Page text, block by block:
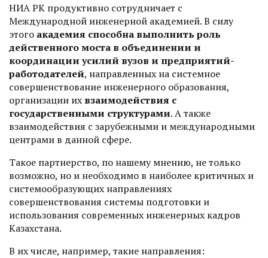
НИА РК продуктивно сотрудничает с
Международной инженерной академией. В силу
этого академия способна выполнить роль
действенного моста в объединении и
координации усилий вузов и предприятий-
работодателей, направленных на системное
совершенствование инженерного образования,
организации их взаимодействия с
государственными структурами. А также
взаимодействия с зарубежными и международными
центрами в данной сфере.
Такое партнерство, по нашему мнению, не только
возможно, но и необходимо в наиболее критичных и
системообразующих направлениях
совершенствования системы подготовки и
использования современных инженерных кадров
Казахстана.
В их числе, например, такие направления: